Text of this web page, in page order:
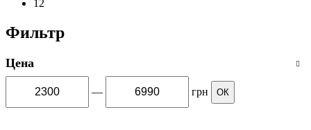
1 2
Фильтр
Цена
— грн ОК